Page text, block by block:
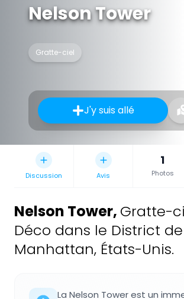
Nelson Tower
Gratte-ciel
J'y suis allé
Discussion Avis
1
Photos
Nelson Tower, Gratte-
Déco dans le District
Manhattan, États-Unis.
La Nelson Tower est un